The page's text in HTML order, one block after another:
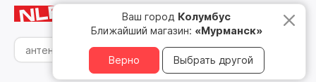
Мурманск
Ваш город Колумбус
Ближайший магазин: «Мурманск»
Верно Выбрать другой
8 800 500 05 15